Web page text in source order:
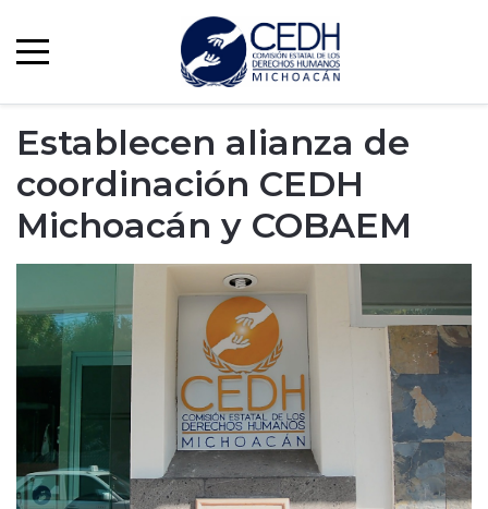
Establecen alianza de
coordinación CEDH
Michoacán y COBAEM